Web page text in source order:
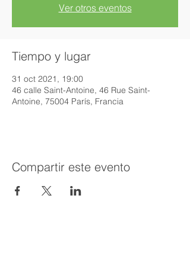
Ver otros eventos
Tiempo y lugar
31 oct 2021, 19:00
46 calle Saint-Antoine, 46 Rue Saint-
Antoine, 75004 París, Francia
Compartir este evento